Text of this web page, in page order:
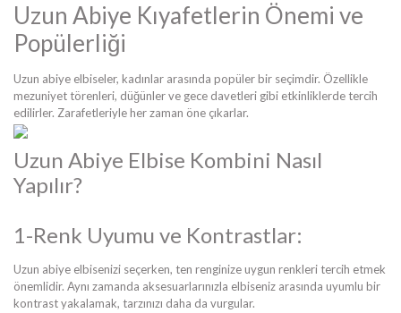
Uzun Abiye Kıyafetlerin Önemi ve
Popülerliği
Uzun abiye elbiseler, kadınlar arasında popüler bir seçimdir. Özellikle
mezuniyet törenleri, düğünler ve gece davetleri gibi etkinliklerde tercih
edilirler. Zarafetleriyle her zaman öne çıkarlar.
Uzun Abiye Elbise Kombini Nasıl
Yapılır?
1-Renk Uyumu ve Kontrastlar:
Uzun abiye elbisenizi seçerken, ten renginize uygun renkleri tercih etmek
önemlidir. Aynı zamanda aksesuarlarınızla elbiseniz arasında uyumlu bir
kontrast yakalamak, tarzınızı daha da vurgular.